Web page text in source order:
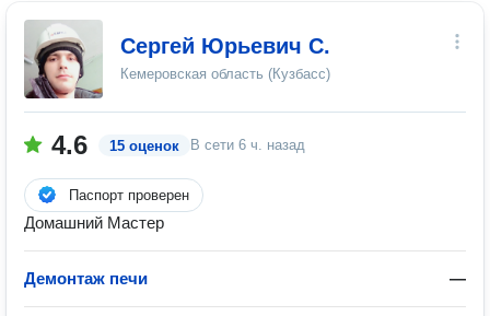
Сергей Юрьевич С.
Кемеровская область (Кузбасс)
4.6 15 оценок В сети 6 ч. назад
Паспорт проверен
Домашний Мастер
Демонтаж печи —